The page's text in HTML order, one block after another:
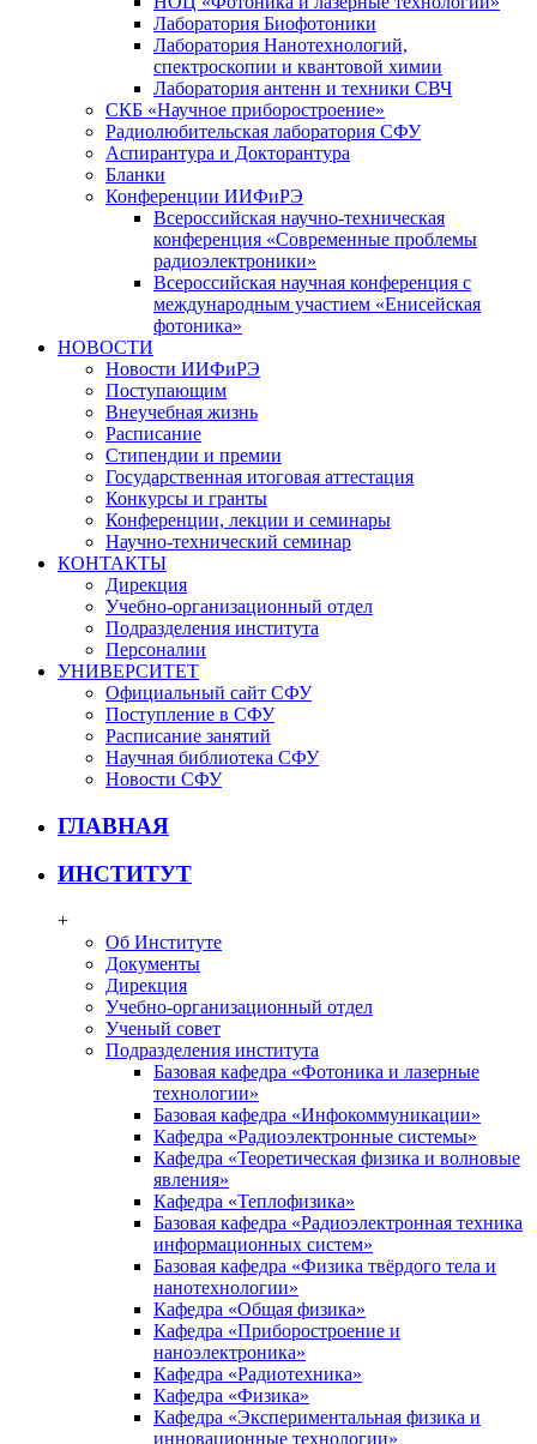
Лаборатория Биофотоники
Лаборатория Нанотехнологий,
спектроскопии и квантовой химии
Лаборатория антенн и техники СВЧ
СКБ «Научное приборостроение»
Радиолюбительская лаборатория СФУ
Аспирантура и Докторантура
Бланки
Конференции ИИФиРЭ
Всероссийская научно-техническая
конференция «Современные проблемы
радиоэлектроники»
Всероссийская научная конференция с
международным участием «Енисейская
фотоника»
НОВОСТИ
Новости ИИФиРЭ
Поступающим
Внеучебная жизнь
Расписание
Стипендии и премии
Государственная итоговая аттестация
Конкурсы и гранты
Конференции, лекции и семинары
Научно-технический семинар
КОНТАКТЫ
Дирекция
Учебно-организационный отдел
Подразделения института
Персоналии
УНИВЕРСИТЕТ
Официальный сайт СФУ
Поступление в СФУ
Расписание занятий
Научная библиотека СФУ
Новости СФУ
ГЛАВНАЯ
ИНСТИТУТ
+
Об Институте
Документы
Дирекция
Учебно-организационный отдел
Ученый совет
Подразделения института
Базовая кафедра «Фотоника и лазерные
технологии»
Базовая кафедра «Инфокоммуникации»
Кафедра «Радиоэлектронные системы»
Кафедра «Теоретическая физика и волновые
явления»
Кафедра «Теплофизика»
Базовая кафедра «Радиоэлектронная техника
информационных систем»
Базовая кафедра «Физика твёрдого тела и
нанотехнологии»
Кафедра «Общая физика»
Кафедра «Приборостроение и
наноэлектроника»
Кафедра «Радиотехника»
Кафедра «Физика»
Кафедра «Экспериментальная физика и
инновационные технологии»